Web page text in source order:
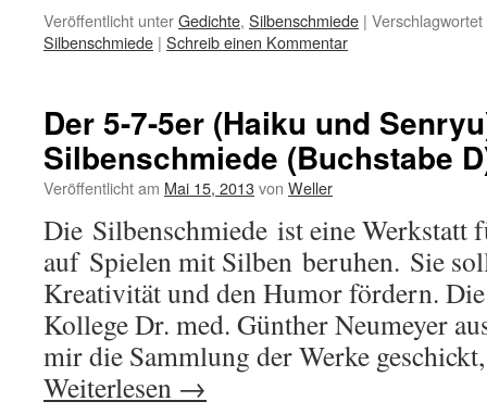
Veröffentlicht unterGedichte, Silbenschmiede | Verschlagwortet
Silbenschmiede | Schreib einen Kommentar
Der 5-7-5er (Haiku und
Silbenschmiede (Buchstabe
Veröffentlicht am Mai 15, 2013von Weller
Die Silbenschmiede ist eine Werkstatt
auf Spielen mit Silben beruhen. Sie
Kreativität und den Humor fördern.
Kollege Dr. med. Günther Neumeyer
mir die Sammlung der Werke
Weiterlesen →